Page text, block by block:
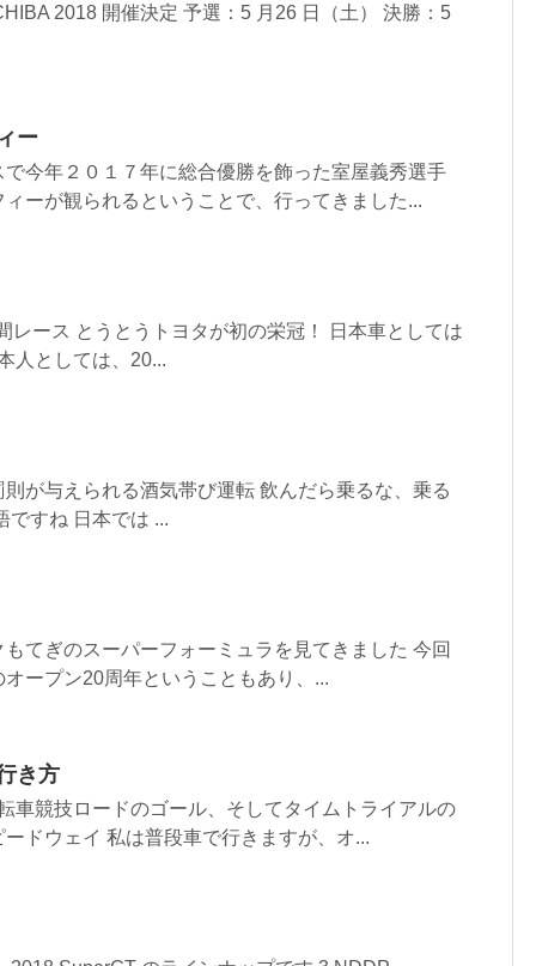
2018 開催決定 予選：5 月26 日（土） 決勝：5
ー
今年２０１７年に総合優勝を飾った室屋義秀選手
ーが観られるということで、行ってきました...
レース とうとうトヨタが初の栄冠！ 日本車としては
人としては、20...
が与えられる酒気帯び運転 飲んだら乗るな、乗る
ですね 日本では ...
てぎのスーパーフォーミュラを見てきました 今回
ープン20周年ということもあり、...
き方
車競技ロードのゴール、そしてタイムトライアルの
ドウェイ 私は普段車で行きますが、オ...